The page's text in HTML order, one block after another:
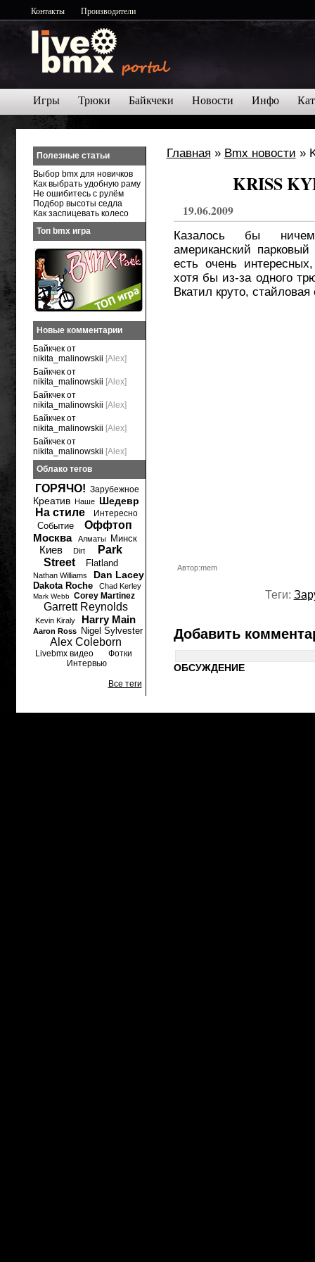
Контакты Производители
Игры Трюки Байкчеки Новости Инфо
Главная » Bmx новости »
KRISS
19.06.2009
Казалось бы ничем
американский
есть очень
хотя бы из-за одного
Вкатил круто, стайловая
Автор:mem
Теги:
Добавить
ОБСУЖДЕНИЕ
Полезные статьи
Выбор bmx для новичков
Как выбрать удобную раму
Не ошибитесь с рулём
Подбор высоты седла
Как заспицевать колесо
Топ bmx игра
Новые комментарии
Байкчек от
nikita_malinowskii [Alex]
Байкчек от
nikita_malinowskii [Alex]
Байкчек от
nikita_malinowskii [Alex]
Байкчек от
nikita_malinowskii [Alex]
Байкчек от
nikita_malinowskii [Alex]
Облако тегов
ГОРЯЧО! Зарубежное
Креатив Наше Шедевр
На стиле Интересно
Событие
Оффтоп
Москва
Алматы Минск
Киев Dirt
Park
Street
Flatland
Nathan Williams Dan Lacey
Dakota Roche Chad Kerley
Mark Webb Corey Martinez
Garrett Reynolds
Kevin Kiraly Harry Main
Aaron Ross Nigel Sylvester
Alex Coleborn
Livebmx видео
Фотки
Интервью
Все теги